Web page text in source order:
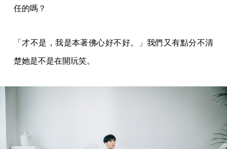
任的嗎？
「才不是，我是本著佛心好不好。」我們又有點分不清
楚她是不是在開玩笑。